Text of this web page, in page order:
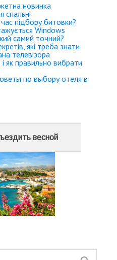
новинка
підбору битовки?
Windows
самий точний?
які треба знати
телевізора
як правильно вибрати
по выбору отеля в
весной